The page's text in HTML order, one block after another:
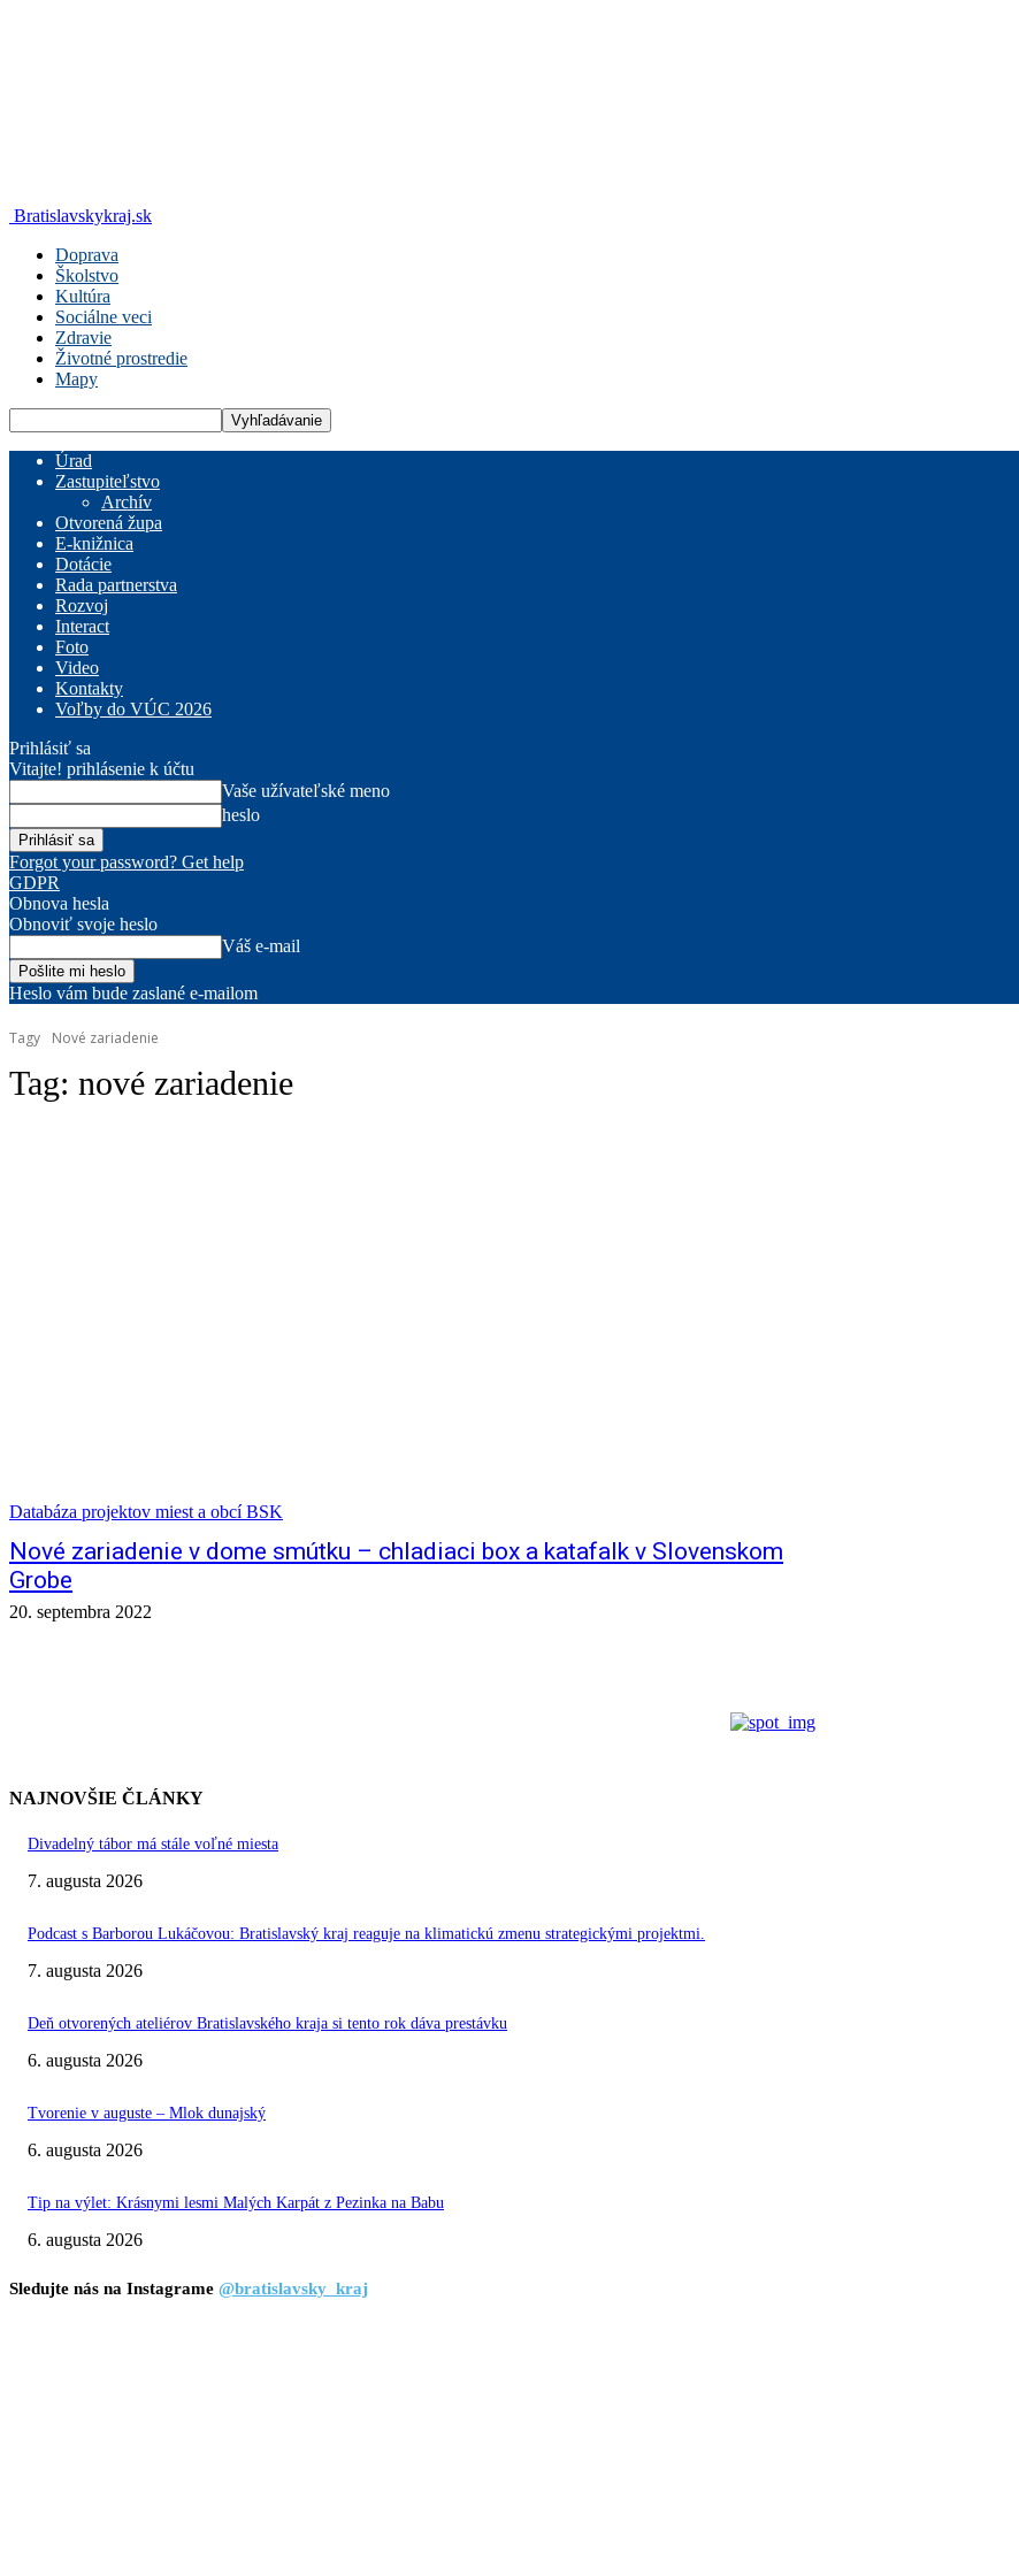
Bratislavskykraj.sk
Doprava
Školstvo
Kultúra
Sociálne veci
Zdravie
Životné prostredie
Mapy
Úrad
Zastupiteľstvo
Archív
Otvorená župa
E-knižnica
Dotácie
Rada partnerstva
Rozvoj
Interact
Foto
Video
Kontakty
Voľby do VÚC 2026
Prihlásiť sa
Vitajte! prihlásenie k účtu
Vaše užívateľské meno
heslo
Forgot your password? Get help
GDPR
Obnova hesla
Obnoviť svoje heslo
Váš e-mail
Heslo vám bude zaslané e-mailom
Tagy Nové zariadenie
Tag: nové zariadenie
Databáza projektov miest a obcí BSK
Nové zariadenie v dome smútku – chladiaci box a katafalk v Slovenskom
Grobe
20. septembra 2022
NAJNOVŠIE ČLÁNKY
Divadelný tábor má stále voľné miesta
7. augusta 2026
Podcast s Barborou Lukáčovou: Bratislavský kraj reaguje na klimatickú zmenu strategickými projektmi.
7. augusta 2026
Deň otvorených ateliérov Bratislavského kraja si tento rok dáva prestávku
6. augusta 2026
Tvorenie v auguste – Mlok dunajský
6. augusta 2026
Tip na výlet: Krásnymi lesmi Malých Karpát z Pezinka na Babu
6. augusta 2026
Sledujte nás na Instagrame @bratislavsky_kraj